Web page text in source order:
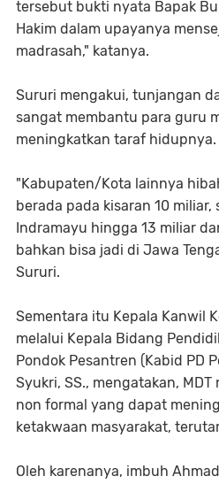
tersebut bukti nyata Bapak
Hakim dalam upayanya
madrasah," katanya.
Sururi mengakui, tunjangan
sangat membantu para guru
meningkatkan taraf hidupnya.
"Kabupaten/Kota lainnya
berada pada kisaran 10
Indramayu hingga 13 miliar
bahkan bisa jadi di Jawa
Sururi.
Sementara itu Kepala Kanwil
melalui Kepala Bidang
Pondok Pesantren (Kabid PD
Syukri, SS., mengatakan,
non formal yang dapat
ketakwaan masyarakat,
Oleh karenanya, imbuh